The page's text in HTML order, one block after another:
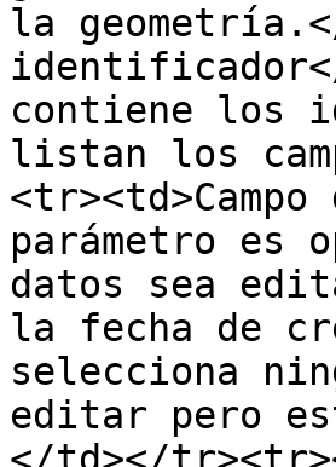
la
contiene los
listan los
parámetro es
datos sea
la fecha de
selecciona
editar pero